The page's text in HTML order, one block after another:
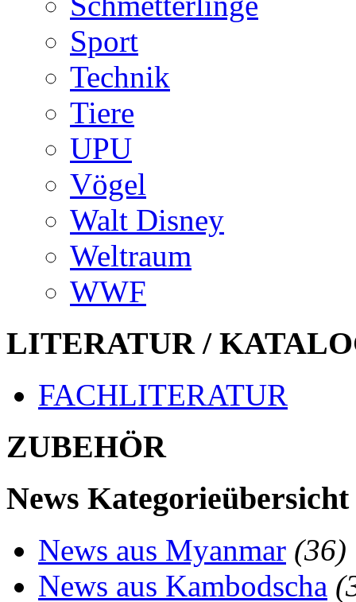
Sport
Technik
Tiere
UPU
Vögel
Walt Disney
Weltraum
WWF
LITERATUR /
FACHLITERATUR
ZUBEHÖR
News Kategorieübersicht
News aus Myanmar (36)
News aus Kambodscha